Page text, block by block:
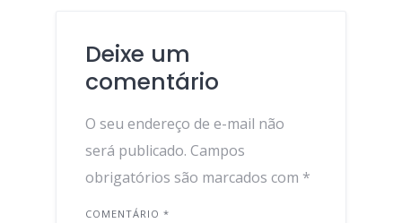
Deixe um
comentário
O seu endereço de e-mail não
será publicado. Campos
obrigatórios são marcados com *
COMENTÁRIO *